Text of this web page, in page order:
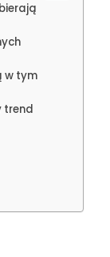
w tym
trend